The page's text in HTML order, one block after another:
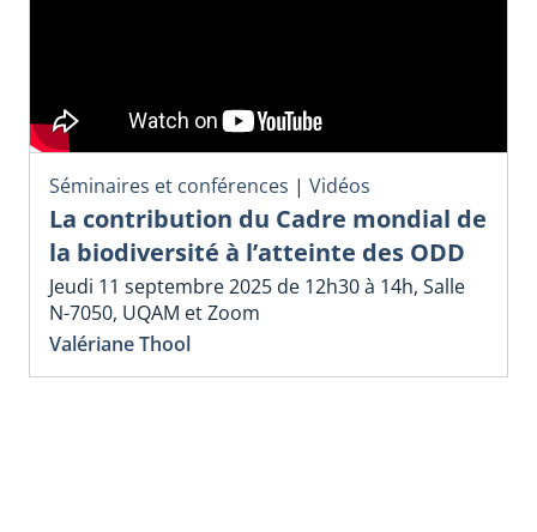
Séminaires et conférences | Vidéos
La contribution du Cadre mondial de
la biodiversité à l’atteinte des ODD
Jeudi 11 septembre 2025 de 12h30 à 14h, Salle
N-7050, UQAM et Zoom
Valériane Thool